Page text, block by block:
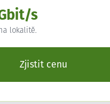
s
lokalitě.
Zjistit cenu